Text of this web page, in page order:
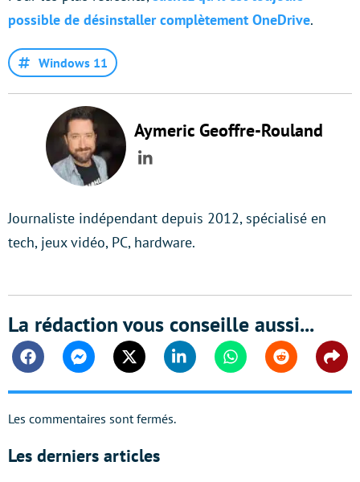
possible de désinstaller complètement OneDrive.
Windows 11
Aymeric Geoffre-Rouland
LinkedIn
Journaliste indépendant depuis 2012, spécialisé en
tech, jeux vidéo, PC, hardware.
La rédaction vous conseille aussi...
FacebookMessengerTwitter Linkedin WhatsappReddit
Les commentaires sont fermés.
Les derniers articles